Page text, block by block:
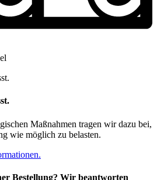
Maßnahmen tragen wir dazu bei,
wie möglich zu belasten.
Bestellung? Wir beantworten